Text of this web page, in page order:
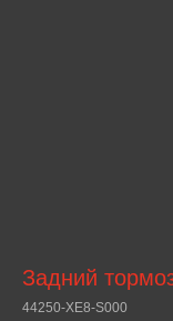
Задний
44250-XE8-S000